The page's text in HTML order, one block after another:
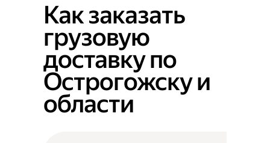
Как заказать
грузовую
доставку по
Острогожску и
области